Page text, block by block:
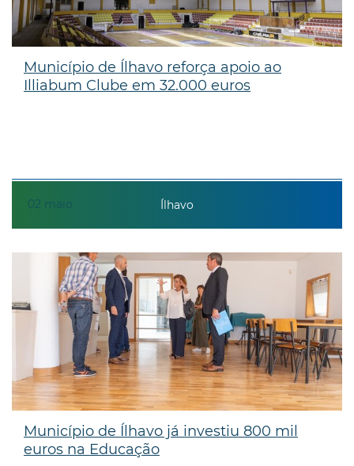
02 maio
Município de Ílhavo reforça apoio ao
Illiabum Clube em 32.000 euros
Ílhavo
Município de Ílhavo já investiu 800 mil
euros na Educação